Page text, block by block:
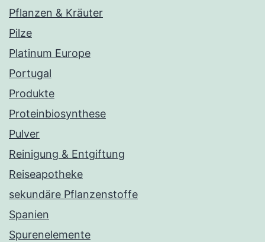
Pflanzen & Kräuter
Pilze
Platinum Europe
Portugal
Produkte
Proteinbiosynthese
Pulver
Reinigung & Entgiftung
Reiseapotheke
sekundäre Pflanzenstoffe
Spanien
Spurenelemente